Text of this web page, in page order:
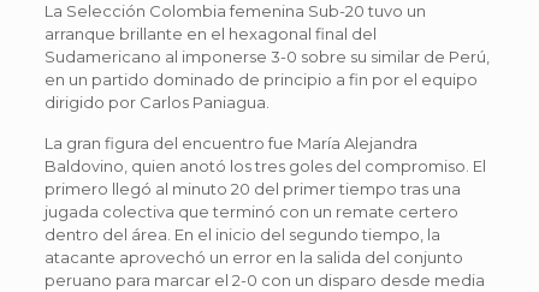
La Selección Colombia femenina Sub-20 tuvo un
arranque brillante en el hexagonal final del
Sudamericano al imponerse 3-0 sobre su similar de Perú,
en un partido dominado de principio a fin por el equipo
dirigido por Carlos Paniagua.
La gran figura del encuentro fue María Alejandra
Baldovino, quien anotó los tres goles del compromiso. El
primero llegó al minuto 20 del primer tiempo tras una
jugada colectiva que terminó con un remate certero
dentro del área. En el inicio del segundo tiempo, la
atacante aprovechó un error en la salida del conjunto
peruano para marcar el 2-0 con un disparo desde media